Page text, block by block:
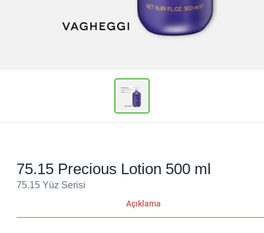
75.15 Precious Lotion 500 ml
75.15 Yüz Serisi
Açıklama